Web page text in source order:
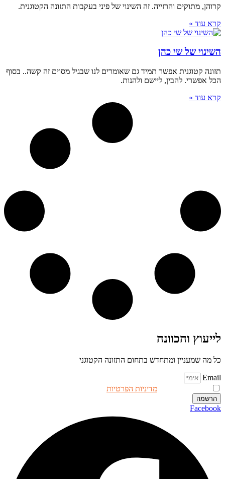
קרוהן, מתוקים והרזייה. זה השינוי של פיני בעקבות התזונה הקטוגנית.
קרא עוד »
השינוי של שי כהן
תזונה קטוגנית אפשר תמיד גם שאומרים לנו שבגיל מסוים זה קשה.. בסוף
הכל אפשרי. להבין, ליישם ולהנות.
קרא עוד »
לייעוץ והכוונה
כל מה שמעניין ומתחדש בתחום התזונה הקטוגני
Email
מדיניות הפרטיות
הרשמה
Facebook